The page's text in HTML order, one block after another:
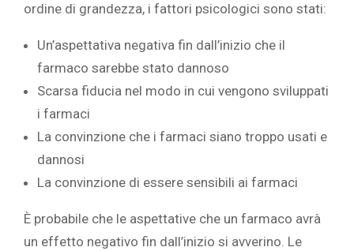
ordine di grandezza, i fattori psicologici sono stati:
Un’aspettativa negativa fin dall’inizio che il
farmaco sarebbe stato dannoso
Scarsa fiducia nel modo in cui vengono sviluppati
i farmaci
La convinzione che i farmaci siano troppo usati e
dannosi
La convinzione di essere sensibili ai farmaci
È probabile che le aspettative che un farmaco avrà
un effetto negativo fin dall’inizio si avverino. Le